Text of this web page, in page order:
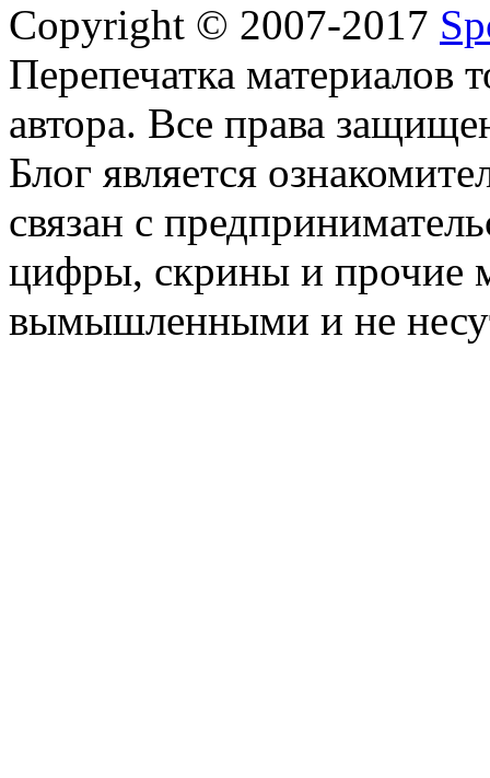
Copyright © 2007-2017
Перепечатка материалов
автора. Все права
Блог является
связан с
цифры, скрины и прочие
вымышленными и не